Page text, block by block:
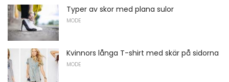
Typer av skor med plana sulor
MODE
Kvinnors långa T-shirt med skär på sidorna
MODE